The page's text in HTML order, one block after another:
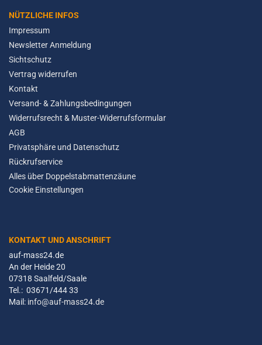
NÜTZLICHE INFOS
Impressum
Newsletter Anmeldung
Sichtschutz
Vertrag widerrufen
Kontakt
Versand- & Zahlungsbedingungen
Widerrufsrecht & Muster-Widerrufsformular
AGB
Privatsphäre und Datenschutz
Rückrufservice
Alles über Doppelstabmattenzäune
Cookie Einstellungen
KONTAKT UND ANSCHRIFT
auf-mass24.de
An der Heide 20
07318 Saalfeld/Saale
Tel.: 03671/444 33
Mail: info@auf-mass24.de